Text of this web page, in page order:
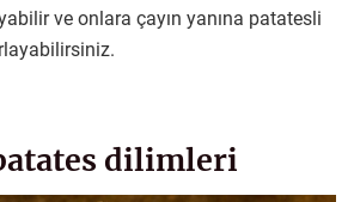
ve onlara çayın yanına patatesli
dilimleri